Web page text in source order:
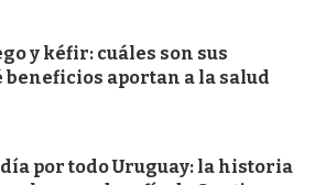
y kéfir: cuáles son sus
aportan a la salud
por todo Uruguay: la historia